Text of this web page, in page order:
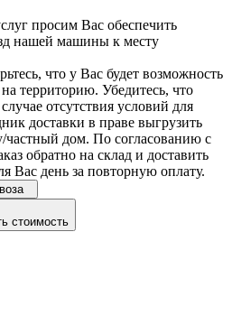
просим Вас обеспечить
нашей машины к месту
что у Вас будет возможность
территорию. Убедитесь, что
отсутствия условий для
доставки в праве выгрузить
частный дом. По согласованию с
обратно на склад и доставить
Вас день за повторную оплату.
стоимость